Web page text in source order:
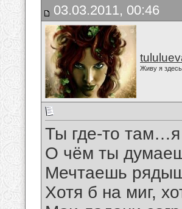
03.03.2011, 00:46
Живу я здесь
Ты где-то
О чём ты
Мечтаешь
Хотя б на миг,